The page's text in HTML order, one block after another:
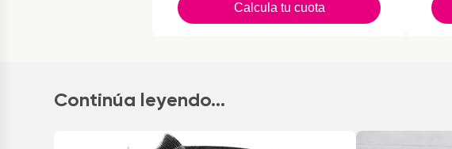
Calcula tu cuota
Continúa leyendo...